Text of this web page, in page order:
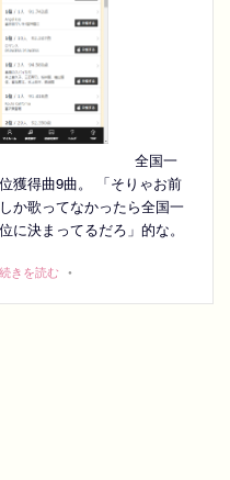
全国一
位獲得曲9曲。 「そりゃお前
しか歌ってなかったら全国一
位に決まってるだろ」的な。
続きを読む •